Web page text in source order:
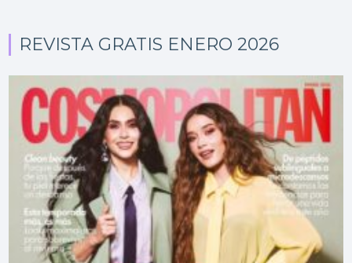
REVISTA GRATIS ENERO 2026